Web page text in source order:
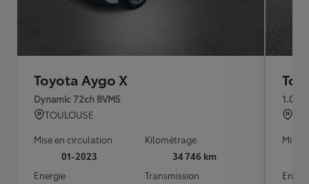
Toyota Aygo X
Dynamic 72ch BVM5
TOULOUSE
Mise en circulation
01-2023
Kilométrage
34 746 km
Energie
Transmission
1.0
Mise